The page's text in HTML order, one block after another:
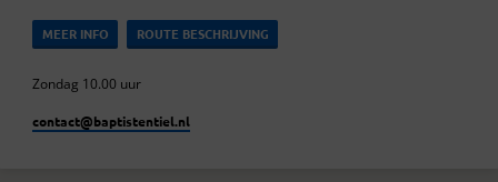
MEER INFO ROUTE BESCHRIJVING
Zondag 10.00 uur
contact​@baptistentiel.nl